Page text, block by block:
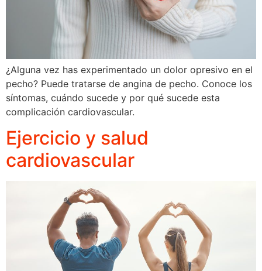
¿Alguna vez has experimentado un dolor opresivo en el
pecho? Puede tratarse de angina de pecho. Conoce los
síntomas, cuándo sucede y por qué sucede esta
complicación cardiovascular.
Ejercicio y salud
cardiovascular